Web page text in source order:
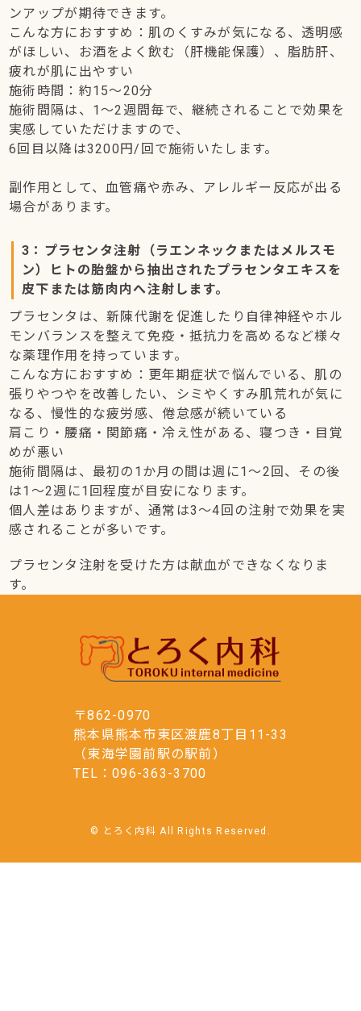
ンアップが期待できます。
こんな方におすすめ：肌のくすみが気になる、透明感
がほしい、お酒をよく飲む（肝機能保護）、脂肪肝、
疲れが肌に出やすい
施術時間：約15～20分
施術間隔は、1～2週間毎で、継続されることで効果を
実感していただけますので、
6回目以降は3200円/回で施術いたします。
副作用として、血管痛や赤み、アレルギー反応が出る
場合があります。
3：プラセンタ注射（ラエンネックまたはメルスモ
ン）ヒトの胎盤から抽出されたプラセンタエキスを
皮下または筋肉内へ注射します。
プラセンタは、新陳代謝を促進したり自律神経やホル
モンバランスを整えて免疫・抵抗力を高めるなど様々
な薬理作用を持っています。
こんな方におすすめ：更年期症状で悩んでいる、肌の
張りやつやを改善したい、シミやくすみ肌荒れが気に
なる、慢性的な疲労感、倦怠感が続いている
肩こり・腰痛・関節痛・冷え性がある、寝つき・目覚
めが悪い
施術間隔は、最初の1か月の間は週に1～2回、その後
は1～2週に1回程度が目安になります。
個人差はありますが、通常は3～4回の注射で効果を実
感されることが多いです。
プラセンタ注射を受けた方は献血ができなくなりま
す。
〒862-0970
熊本県熊本市東区渡鹿8丁目11-33
（東海学園前駅の駅前）
TEL：096-363-3700
© とろく内科 All Rights Reserved.